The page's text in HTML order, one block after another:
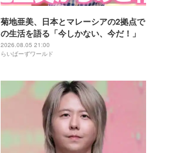
菊地亜美、日本とマレーシアの2拠点で
の生活を語る「今しかない、今だ！」
2026.08.05 21:00
らいばーずワールド